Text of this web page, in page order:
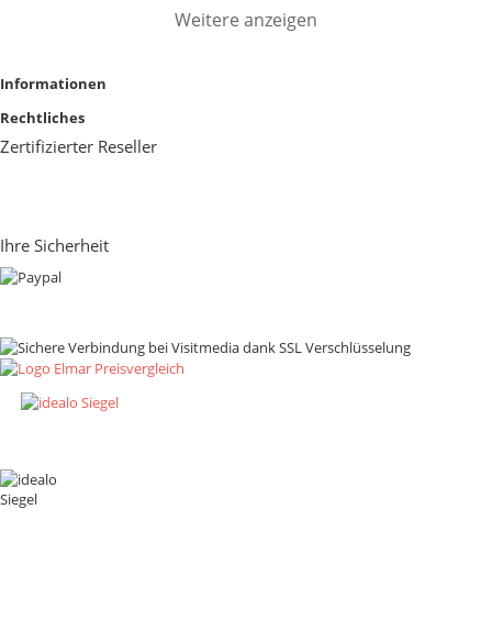
Weitere anzeigen
Informationen
Rechtliches
Zertifizierter Reseller
Ihre Sicherheit